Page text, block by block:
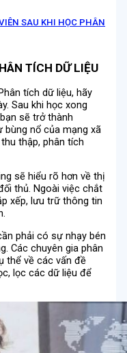
SAU KHI HỌC PHÂN
TÍCH DỮ LIỆU
tích dữ liệu, hãy
Sau khi học xong
sẽ trở thành
bùng nổ của mạng xã
thập, phân tích
sẽ hiểu rõ hơn về thị
thủ. Ngoài việc chắt
xếp, lưu trữ thông tin
phải có sự nhạy bén
Các chuyên gia phân
thể về các vấn đề
lọc các dữ liệu để